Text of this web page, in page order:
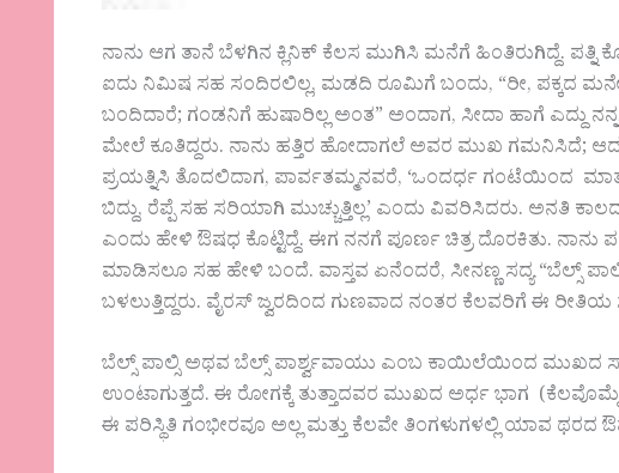
ನಾನು ಆಗ ತಾನೆ ಬೆಳಗಿನ ಕ್ಲಿನಿಕ್ ಕೆಲಸ ಮುಗಿಸಿ ಮನೆಗೆ ಹಿಂತಿರುಗಿದ್ದೆ. ಪತ್ನಿ
ಐದು ನಿಮಿಷ ಸಹ ಸಂದಿರಲಿಲ್ಲ, ಮಡದಿ ರೂಮಿಗೆ ಬಂದು, “ರೀ, ಪಕ್ಕದ
ಬಂದಿದಾರೆ; ಗಂಡನಿಗೆ ಹುಷಾರಿಲ್ಲ ಅಂತ” ಅಂದಾಗ, ಸೀದಾ ಹಾಗೆ ಎದ್ದು
ಮೇಲೆ ಕೂತಿದ್ದರು. ನಾನು ಹತ್ತಿರ ಹೋದಾಗಲೆ ಅವರ ಮುಖ ಗಮನಿಸಿದೆ;
ಪ್ರಯತ್ನಿಸಿ ತೊದಲಿದಾಗ, ಪಾರ್ವತಮ್ಮನವರೆ, ‘ಒಂದರ್ಧ ಗಂಟೆಯಿಂದ
ಬಿದ್ದು, ರೆಪ್ಪೆ ಸಹ ಸರಿಯಾಗಿ ಮುಚ್ಚುತ್ತಿಲ್ಲ’ ಎಂದು ವಿವರಿಸಿದರು. ಅನತಿ
ಎಂದು ಹೇಳಿ ಔಷಧ ಕೊಟ್ಟಿದ್ದೆ. ಈಗ ನನಗೆ ಪೂರ್ಣ ಚಿತ್ರ ದೊರಕಿತು.
ಮಾಡಿಸಲೂ ಸಹ ಹೇಳಿ ಬಂದೆ. ವಾಸ್ತವ ಏನೆಂದರೆ, ಸೀನಣ್ಣ ಸದ್ಯ “ಬೆಲ್ಸ್
ಬಳಲುತ್ತಿದ್ದರು. ವೈರಸ್ ಜ್ವರದಿಂದ ಗುಣವಾದ ನಂತರ ಕೆಲವರಿಗೆ ಈ
ಬೆಲ್ಸ್ ಪಾಲ್ಸಿ ಅಥವ ಬೆಲ್ಸ್ ಪಾರ್ಶ್ವವಾಯು ಎಂಬ ಕಾಯಿಲೆಯಿಂದ ಮುಖದ
ಉಂಟಾಗುತ್ತದೆ. ಈ ರೋಗಕ್ಕೆ ತುತ್ತಾದವರ ಮುಖದ ಅರ್ಧ ಭಾಗ
ಈ ಪರಿಸ್ಥಿತಿ ಗಂಭೀರವೂ ಅಲ್ಲ ಮತ್ತು ಕೆಲವೇ ತಿಂಗಳುಗಳಲ್ಲಿ ಯಾವ ಥರದ